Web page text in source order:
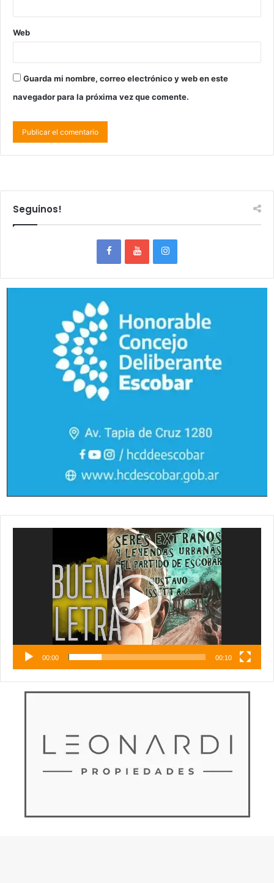
Web
Guarda mi nombre, correo electrónico y web en este
navegador para la próxima vez que comente.
Seguinos!
00:00 00:10